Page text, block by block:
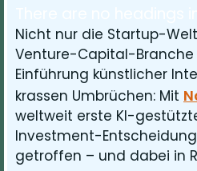
Nicht nur die Startup-
Venture-Capital-
Einführung künstlicher
krassen Umbrüchen: Mit
weltweit erste KI-
Investment-
getroffen – und dabei in